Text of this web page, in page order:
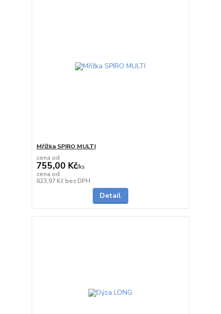
Mřížka SPIRO MULTI
cena od
755,00 Kč/ks
cena od
623,97 Kč bez DPH
Detail